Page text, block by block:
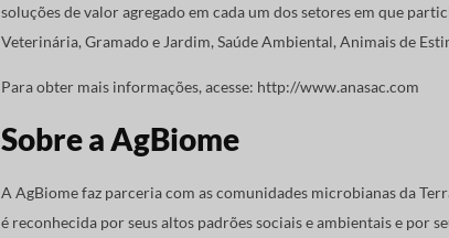
soluções de valor agregado em cada um dos setores em que
Veterinária, Gramado e Jardim, Saúde Ambiental, Animais de
Para obter mais informações, acesse: http://www.anasac.com
Sobre a AgBiome
A AgBiome faz parceria com as comunidades microbianas da
é reconhecida por seus altos padrões sociais e ambientais e por